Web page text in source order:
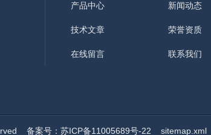
产品中心 新闻动态
技术文章 荣誉资质
在线留言 联系我们
备案号：苏ICP备11005689号-22 sitemap.xml